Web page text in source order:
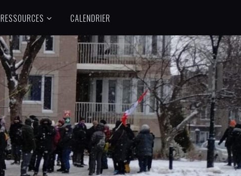
RESSOURCES CALENDRIER